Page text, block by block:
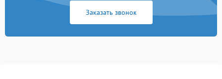
неисправности кулера
Заказать звонок